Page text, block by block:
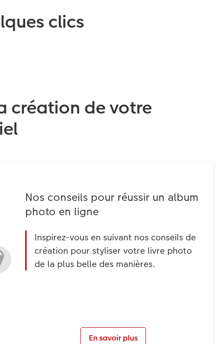
clics
création de votre
Nos conseils pour réussir un album
photo en ligne
Inspirez-vous en suivant nos conseils de
création pour styliser votre livre photo
de la plus belle des manières.
En savoir plus